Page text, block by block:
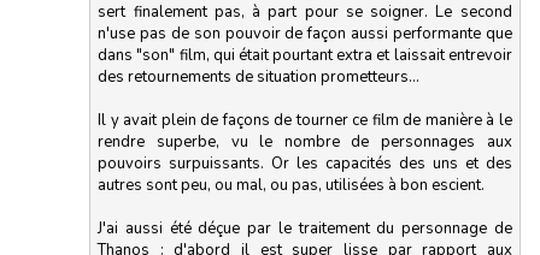
sert finalement pas, à part pour se soigner. Le second
n'use pas de son pouvoir de façon aussi performante que
dans "son" film, qui était pourtant extra et laissait entrevoir
des retournements de situation prometteurs...
Il y avait plein de façons de tourner ce film de manière à le
rendre superbe, vu le nombre de personnages aux
pouvoirs surpuissants. Or les capacités des uns et des
autres sont peu, ou mal, ou pas, utilisées à bon escient.
J'ai aussi été déçue par le traitement du personnage de
Thanos : d'abord il est super lisse par rapport aux